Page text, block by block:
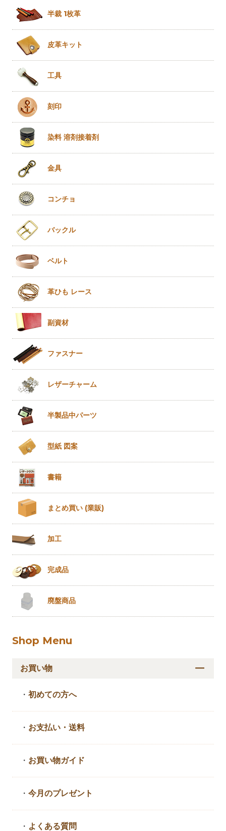
半裁 1枚革
皮革キット
工具
刻印
染料 溶剤接着剤
金具
コンチョ
バックル
ベルト
革ひも レース
副資材
ファスナー
レザーチャーム
半製品中パーツ
型紙 図案
書籍
まとめ買い (業販)
加工
完成品
廃盤商品
Shop Menu
お買い物
・初めての方へ
・ お支払い・送料
・ お買い物ガイド
・今月のプレゼント
・ よくある質問